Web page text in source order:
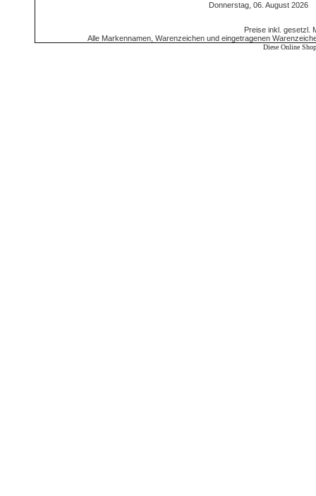
Donnerstag, 06. August
Preise inkl. gesetzl.
Alle Markennamen, Warenzeichen und eingetragenen
Diese Online